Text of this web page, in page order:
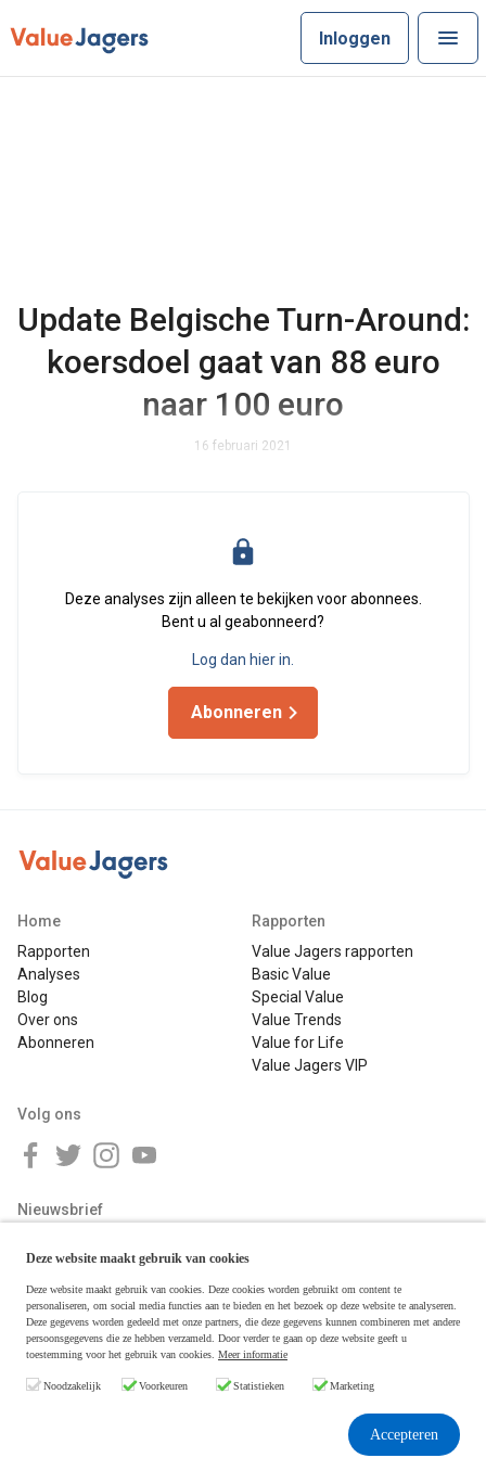
Inloggen
Update Belgische Turn-Around:
koersdoel gaat van 88 euro
naar 100 euro
16 februari 2021
Deze analyses zijn alleen te bekijken voor abonnees.
Bent u al geabonneerd?
Log dan hier in.
Abonneren
Home
Rapporten
Analyses
Blog
Over ons
Abonneren
Rapporten
Value Jagers rapporten
Basic Value
Special Value
Value Trends
Value for Life
Value Jagers VIP
Volg ons
Nieuwsbrief
Deze website maakt gebruik van cookies
Deze website maakt gebruik van cookies. Deze cookies worden gebruikt om content te
personaliseren, om social media functies aan te bieden en het bezoek op deze website te analyseren.
Deze gegevens worden gedeeld met onze partners, die deze gegevens kunnen combineren met andere
persoonsgegevens die ze hebben verzameld. Door verder te gaan op deze website geeft u
toestemming voor het gebruik van cookies. Meer informatie
Noodzakelijk Voorkeuren Statistieken Marketing
Accepteren